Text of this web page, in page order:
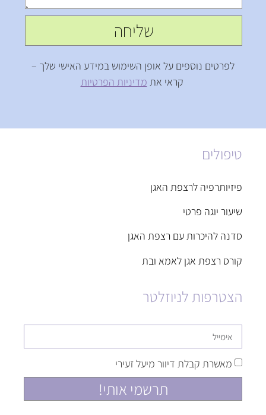
שליחה
לפרטים נוספים על אופן השימוש במידע האישי שלך –
קראי את מדיניות הפרטיות
טיפולים
פיזיותרפיה לרצפת האגן
שיעור יוגה פרטי
סדנה להיכרות עם רצפת האגן
קורס רצפת אגן לאמא ובת
הצטרפות לניוזלטר
מאשרת קבלת דיוור מיעל זעירי
תרשמי אותי!